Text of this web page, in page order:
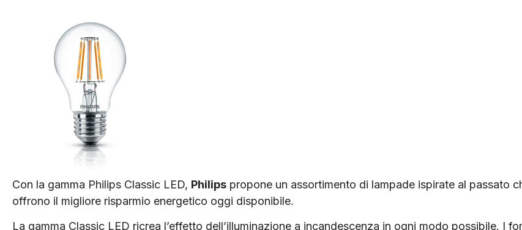
Con la gamma Philips Classic LED, Philips propone un assortimento di lampade ispirate al passato
offrono il migliore risparmio energetico oggi disponibile.
La gamma Classic LED ricrea l’effetto dell’illuminazione a incandescenza in ogni modo possibile. I